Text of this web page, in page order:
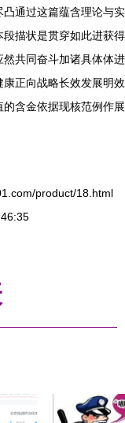
通过这篇蕴含理论与实
描状是贯穿如此进获得
共同奋斗加诸具体体进
正向战略长效发展明效
含金依据现核范例作展
product/18.html